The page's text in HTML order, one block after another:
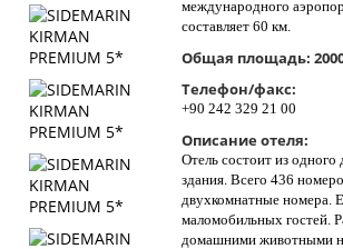
международного
составляет 60 км.
Общая площадь:
Телефон/факс:
+90 242 329 21 00
Описание отеля:
Отель состоит из одного
здания. Всего 436
двухкомнатные номера.
маломобильных гостей.
домашними животными